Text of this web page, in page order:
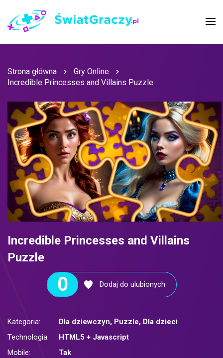
Strona główna
Gry Online
Incredible Princesses and Villains Puzzle
Incredible Princesses and Villains
Puzzle
0 Dodaj do ulubionych
Kategoria: Dla dziewczyn, Puzzle, Dla dzieci
Technologia:
HTML5 + Javascript
Mobile:
Tak